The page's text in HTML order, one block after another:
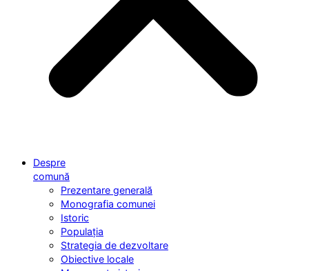
Despre
comună
Prezentare generală
Monografia comunei
Istoric
Populația
Strategia de dezvoltare
Obiective locale